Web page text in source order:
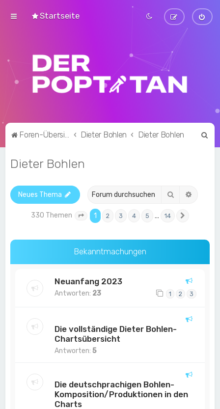
Startseite
Foren-Übersicht Dieter Bohlen Dieter Bohlen
Dieter Bohlen
Neues Thema Suche
330 Themen Seite von14
1 2 3 4 5 … 14
Bekanntmachungen
Neuanfang 2023
Antworten: 23 1 2 3
Die vollständige Dieter Bohlen-
Chartsübersicht
Antworten:5
Die deutschprachigen Bohlen-
Komposition/Produktionen in den
Charts